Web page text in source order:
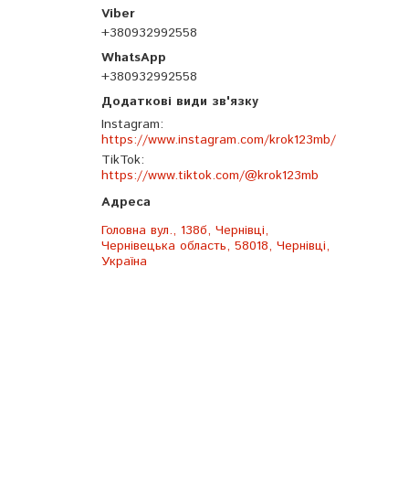
+380932992558
+380932992558
Instagram
https://www.instagram.com/krok123mb/
TikTok
https://www.tiktok.com/@krok123mb
Головна вул., 138б, Чернівці,
Чернівецька область, 58018, Чернівці,
Україна